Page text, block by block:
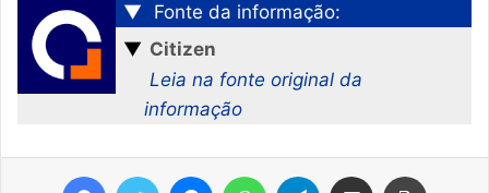
▼
Fonte da informação:
▼ Citizen
Leia na fonte original da
informação